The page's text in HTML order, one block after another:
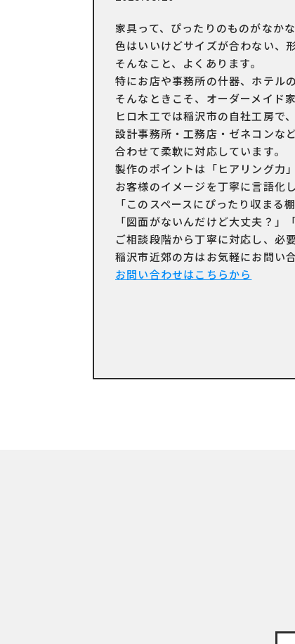
家具って、ぴったりのものがなか
色はいいけどサイズが合わない、
そんなこと、よくあります。
特にお店や事務所の什器、ホテル
そんなときこそ、オーダーメイド
ヒロ木工では稲沢市の自社工房で
設計事務所・工務店・ゼネコンな
合わせて柔軟に対応しています。
製作のポイントは「ヒアリング力
お客様のイメージを丁寧に言語化
「このスペースにぴったり収ま
「図面がないんだけど大丈夫？」
ご相談段階から丁寧に対応し、必
稲沢市近郊の方はお気軽にお問い
お問い合わせはこちらから